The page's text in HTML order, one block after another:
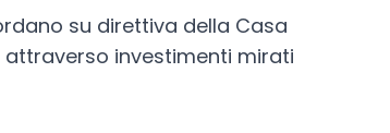
su direttiva della Casa
attraverso investimenti mirati